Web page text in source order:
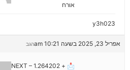
אורח
y3h023
אפריל 23, 2025 בשעה 10:21 am הגב
📩 + 1.264202 BTC.NEXT –